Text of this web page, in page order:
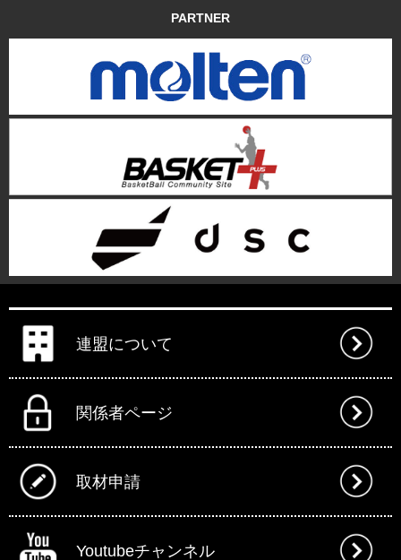
PARTNER
連盟について
関係者ページ
取材申請
Youtubeチャンネル